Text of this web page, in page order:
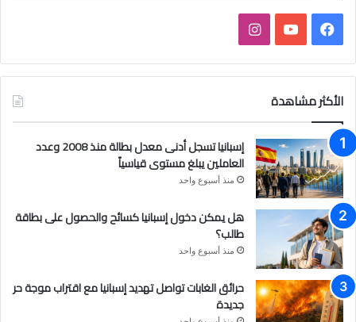
فيسبوكيوتيوبانستقرام
الأكثر مشاهدة
إسبانيا تسجل أدنى معدل بطالة منذ 2008 وعدد
العاملين يبلغ مستوى قياسياً
منذ أسبوع واحد
هل يمكن دخول إسبانيا كسائح والحصول على بطاقة
طالب؟
منذ أسبوع واحد
حرائق الغابات تواصل تهديد إسبانيا مع اقتراب موجة حر
جديدة